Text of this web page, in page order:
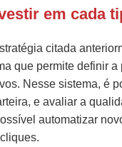
em cada
citada
que permite definir
Nesse sistema, é
e avaliar a
automatizar